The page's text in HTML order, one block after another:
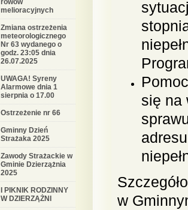
rowów
melioracyjnych
Zmiana ostrzeżenia
meteorologicznego
Nr 63 wydanego o
godz. 23:05 dnia
26.07.2025
UWAGA! Syreny
Alarmowe dnia 1
sierpnia o 17.00
Ostrzeżenie nr 66
Gminny Dzień
Strażaka 2025
Zawody Strażackie w
Gminie Dzierzążnia
2025
I PIKNIK RODZINNY
W DZIERZĄŻNI
się na
w